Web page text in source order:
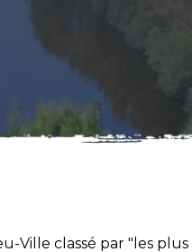
Ville classé par "les